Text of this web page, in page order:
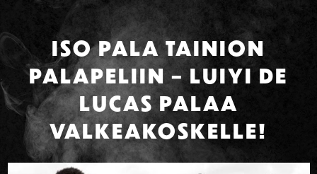
ISO PALA TAINION
PALAPELIIN – LUIYI DE
LUCAS PALAA
VALKEAKOSKELLE!